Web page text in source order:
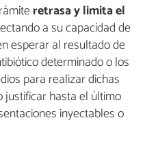
retrasa y limita el
a su capacidad de
esperar al resultado de
determinado o los
para realizar dichas
justificar hasta el último
inyectables o